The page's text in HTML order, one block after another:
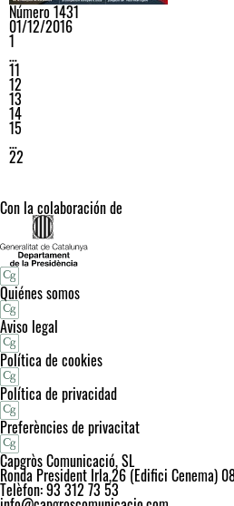
Número 1431
01/12/2016
1
…
11
12
13
14
15
…
22
Con la colaboración de
Quiénes somos
Aviso legal
Política de cookies
Política de privacidad
Preferències de privacitat
Capgròs Comunicació, SL
Ronda President Irla,26 (Edifici Cenema)
Telèfon: 93 312 73 53